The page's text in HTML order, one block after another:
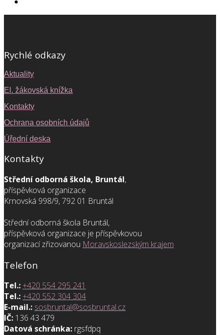
Rychlé odkazy
Aktuality
El. žákovská knížka
Kontakty
Ochrana osobních údajů
Úřední deska
Kontakty
Střední odborná škola, Bruntál,
příspěvková organizace
Krnovská 998/9, 792 01 Bruntál
Střední odborná škola Bruntál,
příspěvková organizace je příspěvkovou
organizací zřizovanou Moravskoslezským krajem
Telefon
Tel.:+420 554 295 241
Tel.:+420 552 304 304
E-mail.: sosbruntal@sosbruntal.cz
IČ: 136 43 479
Datová schránka: rgsfdpq